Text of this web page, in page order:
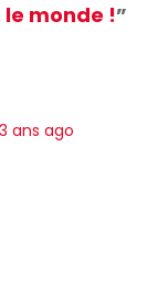
monde !”
3 ans ago